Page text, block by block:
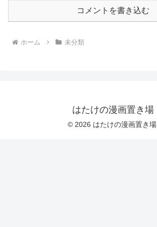
コメントを書き込む
ホーム 未分類
はたけの漫画置き場
© 2026 はたけの漫画置き場.